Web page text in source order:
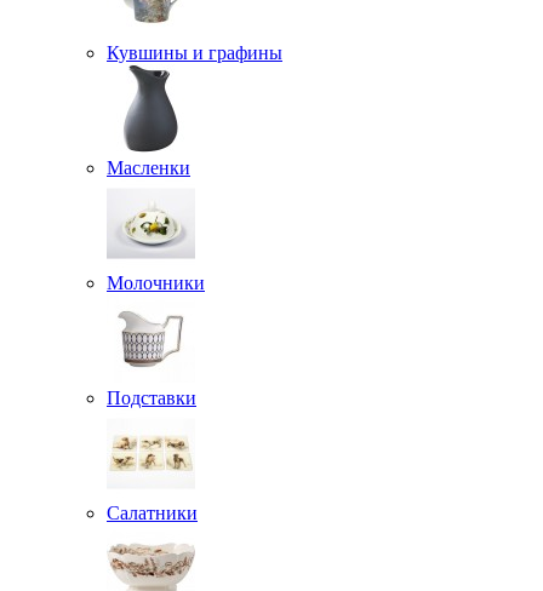
Кувшины и графины
Масленки
Молочники
Подставки
Салатники